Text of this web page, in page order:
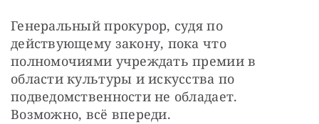
Генеральный прокурор, судя по
действующему закону, пока что
полномочиями учреждать премии в
области культуры и искусства по
подведомственности не обладает.
Возможно, всё впереди.